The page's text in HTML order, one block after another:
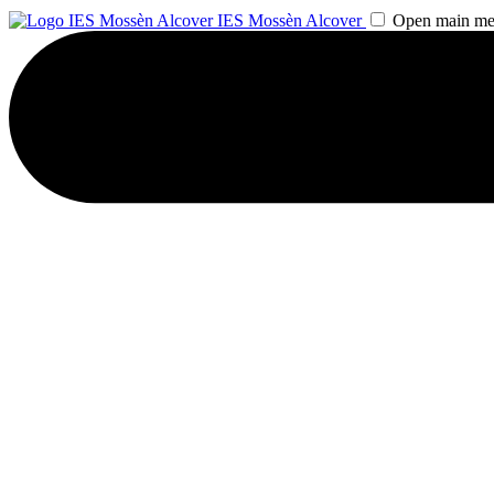
IES Mossèn Alcover Open main